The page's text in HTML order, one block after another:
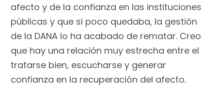
afecto y de la confianza en las instituciones
públicas y que si poco quedaba, la gestión
de la DANA lo ha acabado de rematar. Creo
que hay una relación muy estrecha entre el
tratarse bien, escucharse y generar
confianza en la recuperación del afecto.